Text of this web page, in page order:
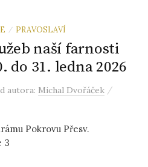
/ PRAVOSLAVÍ
naší farnosti
do 31. ledna 2026
autora: Michal Dvořáček /
Pokrovu Přesv.
3